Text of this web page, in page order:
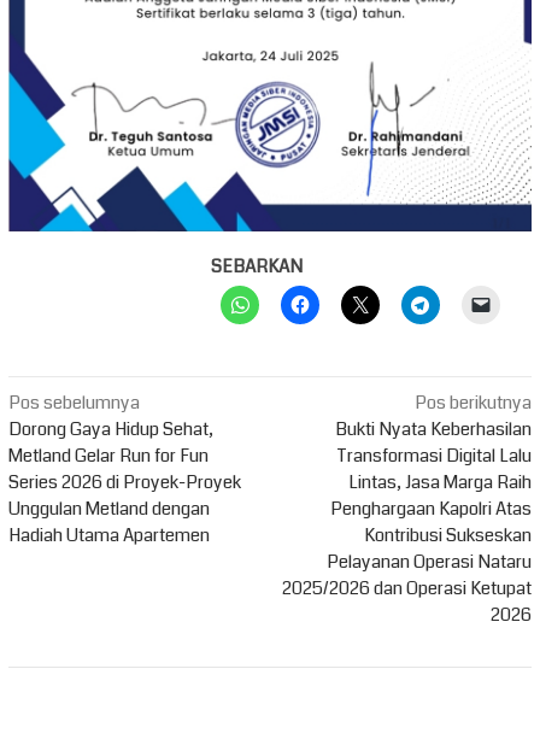
SEBARKAN
Navigasi
pos
Pos sebelumnya
Dorong Gaya Hidup Sehat,
Metland Gelar Run for Fun
Series 2026 di Proyek-Proyek
Unggulan Metland dengan
Hadiah Utama Apartemen
Pos berikutnya
Bukti Nyata Keberhasilan
Transformasi Digital Lalu
Lintas, Jasa Marga Raih
Penghargaan Kapolri Atas
Kontribusi Sukseskan
Pelayanan Operasi Nataru
2025/2026 dan Operasi Ketupat
2026